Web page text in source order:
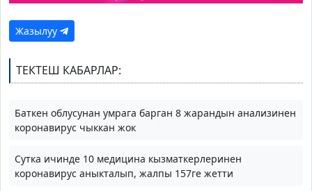
Жазылуу
ТЕКТЕШ КАБАРЛАР:
Баткен облусунан умрага барган 8 жарандын анализинен
коронавирус чыккан жок
Сутка ичинде 10 медицина кызматкерлеринен
коронавирус аныкталып, жалпы 157ге жетти